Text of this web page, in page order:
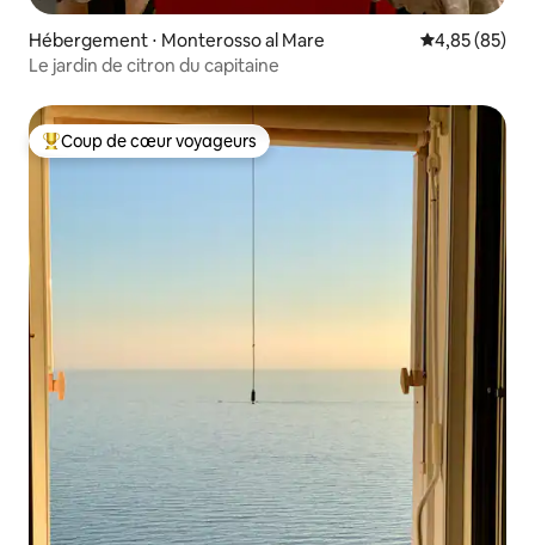
Hébergement ⋅ Monterosso al Mare Évaluation
4,85 (85)
Le jardin de citron du capitaine
Coups de cœur voyageurs les plus appréciés
Coup de cœur voyageurs